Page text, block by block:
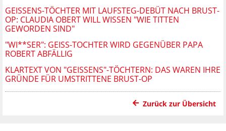
GEISSENS-TÖCHTER MIT LAUFSTEG-DEBÜT NACH BRUST-
OP: CLAUDIA OBERT WILL WISSEN "WIE TITTEN
GEWORDEN SIND"
"WI**SER": GEISS-TOCHTER WIRD GEGENÜBER PAPA
ROBERT ABFÄLLIG
KLARTEXT VON "GEISSENS"-TÖCHTERN: DAS WAREN IHRE
GRÜNDE FÜR UMSTRITTENE BRUST-OP
Zurück zur Übersicht